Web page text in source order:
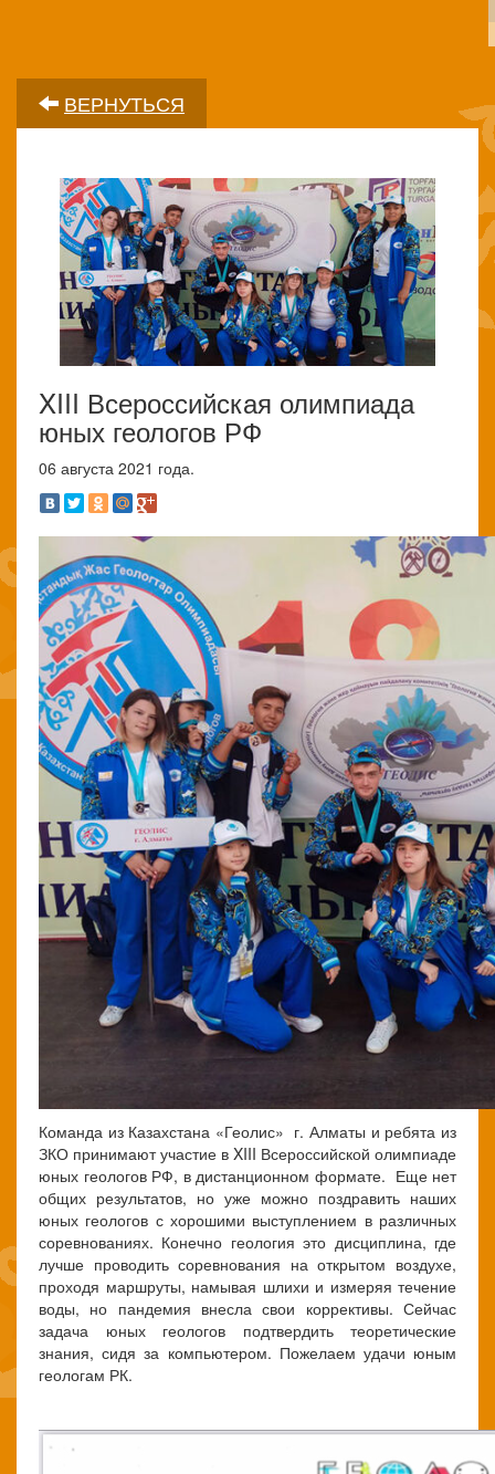
ВЕРНУТЬСЯ
XIII Всероссийская олимпиада
юных геологов РФ
06 августа 2021 года.
Команда из Казахстана «Геолис» г. Алматы и ребята из
ЗКО принимают участие в XIII Всероссийской олимпиаде
юных геологов РФ, в дистанционном формате. Еще нет
общих результатов, но уже можно поздравить наших
юных геологов с хорошими выступлением в различных
соревнованиях. Конечно геология это дисциплина, где
лучше проводить соревнования на открытом воздухе,
проходя маршруты, намывая шлихи и измеряя течение
воды, но пандемия внесла свои коррективы. Сейчас
задача юных геологов подтвердить теоретические
знания, сидя за компьютером. Пожелаем удачи юным
геологам РК.